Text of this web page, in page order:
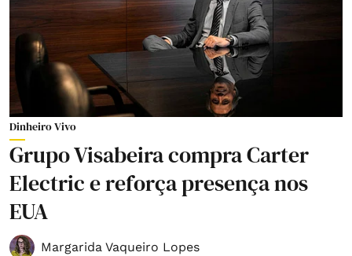
Dinheiro Vivo
Grupo Visabeira compra Carter
Electric e reforça presença nos
EUA
Margarida Vaqueiro Lopes